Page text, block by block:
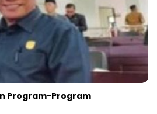
Program-Program